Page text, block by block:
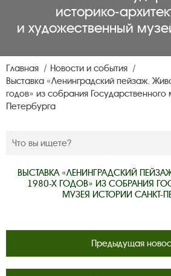
и художественный
Главная
Новости и события
Выставка «Ленинградский пейзаж.
годов» из собрания
Петербурга
ВЫСТАВКА «ЛЕНИНГРАДСКИЙ
1980-Х ГОДОВ» ИЗ СОБРАНИЯ
МУЗЕЯ ИСТОРИИ САНКТ-
Предыдущая